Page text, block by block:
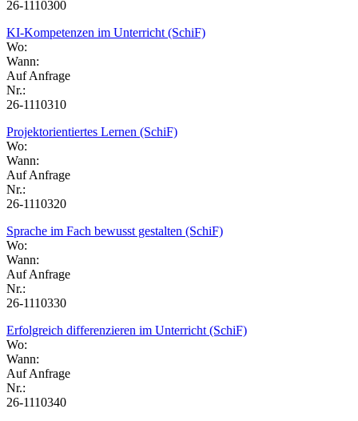
26-1110300
KI-Kompetenzen im Unterricht (SchiF)
Wo:
Wann:
Auf Anfrage
Nr.:
26-1110310
Projektorientiertes Lernen (SchiF)
Wo:
Wann:
Auf Anfrage
Nr.:
26-1110320
Sprache im Fach bewusst gestalten (SchiF)
Wo:
Wann:
Auf Anfrage
Nr.:
26-1110330
Erfolgreich differenzieren im Unterricht (SchiF)
Wo:
Wann:
Auf Anfrage
Nr.:
26-1110340